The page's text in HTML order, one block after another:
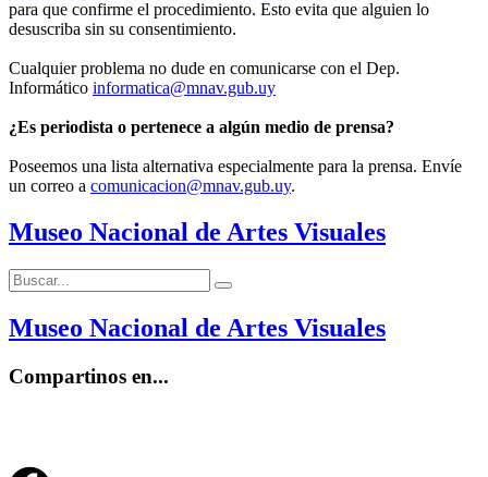
para que confirme el procedimiento. Esto evita que alguien lo
desuscriba sin su consentimiento.
Cualquier problema no dude en comunicarse con el Dep.
Informático informatica@mnav.gub.uy
¿Es periodista o pertenece a algún medio de prensa?
Poseemos una lista alternativa especialmente para la prensa. Envíe
un correo a comunicacion@mnav.gub.uy.
Museo Nacional de Artes Visuales
Buscar:
Buscar
Museo Nacional de Artes Visuales
Compartinos en...